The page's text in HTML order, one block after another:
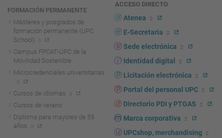
FORMACIÓN PERMANENTE
Másteres y posgrados de
formación permanente (UPC
School)
Campus FPCAT-UPC de la
Movilidad Sostenible
Microcredenciales universitarias
Cursos de idiomas
Cursos de verano
Diploma para mayores de 55
años
ACCESO DIRECTO
Atenea
E-Secretaria
Sede electrónica
Identidad digital
Licitación electrónica
Portal del personal UPC
Directorio PDI y PTGAS
Marca corporativa
UPCshop, merchandising